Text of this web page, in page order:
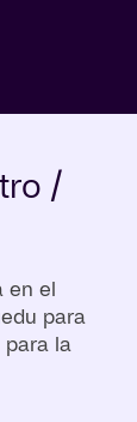
/
en el
para
la